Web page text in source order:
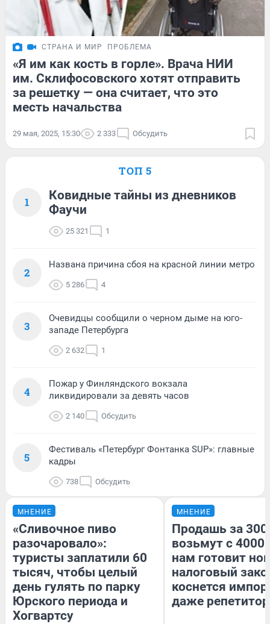
СТРАНА И МИР ПРОБЛЕМА
«Я им как кость в горле». Врача НИИ
им. Склифосовского хотят отправить
за решетку — она считает, что это
месть начальства
29 мая, 2025, 15:30 2 333 Обсудить
ТОП 5
1
Ковидные тайны из дневников
Фаучи
25 321 1
2
Названа причина сбоя на красной линии метро
5 286 4
3
Очевидцы сообщили о черном дыме на юго-
западе Петербурга
2 632 1
4
Пожар у Финляндского вокзала
ликвидировали за девять часов
2 140 Обсудить
5
Фестиваль «Петербург Фонтанка SUP»: главные
кадры
738 Обсудить
МНЕНИЕ
«Сливочное пиво
разочаровало»:
туристы заплатили 60
тысяч, чтобы целый
день гулять по парку
Юрского периода и
Хогвартсу
МНЕНИЕ
Продашь за
возьмут с
нам готовит
налоговый
коснется
даже